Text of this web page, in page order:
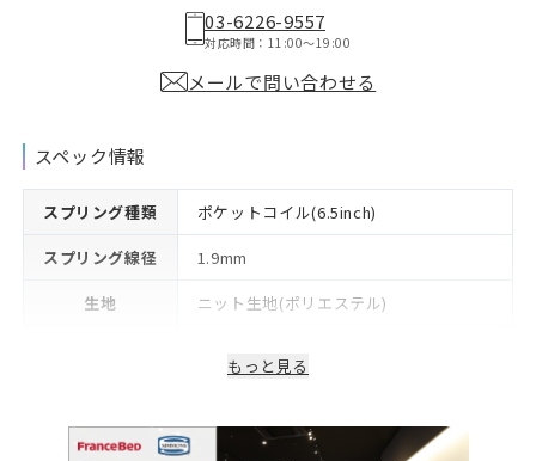
03-6226-9557
対応時間：11:00〜19:00
メールで問い合わせる
スペック情報
スプリング種類
ポケットコイル(6.5inch)
スプリング線径
1.9mm
生地
ニット生地(ポリエステル)
保証期間
もっと見る